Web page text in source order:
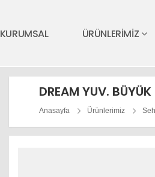
KURUMSAL ÜRÜNLERİMİZ
DREAM YUV.
Anasayfa Ürünlerimiz